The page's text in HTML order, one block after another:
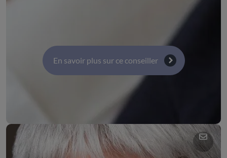
En savoir plus sur ce conseiller